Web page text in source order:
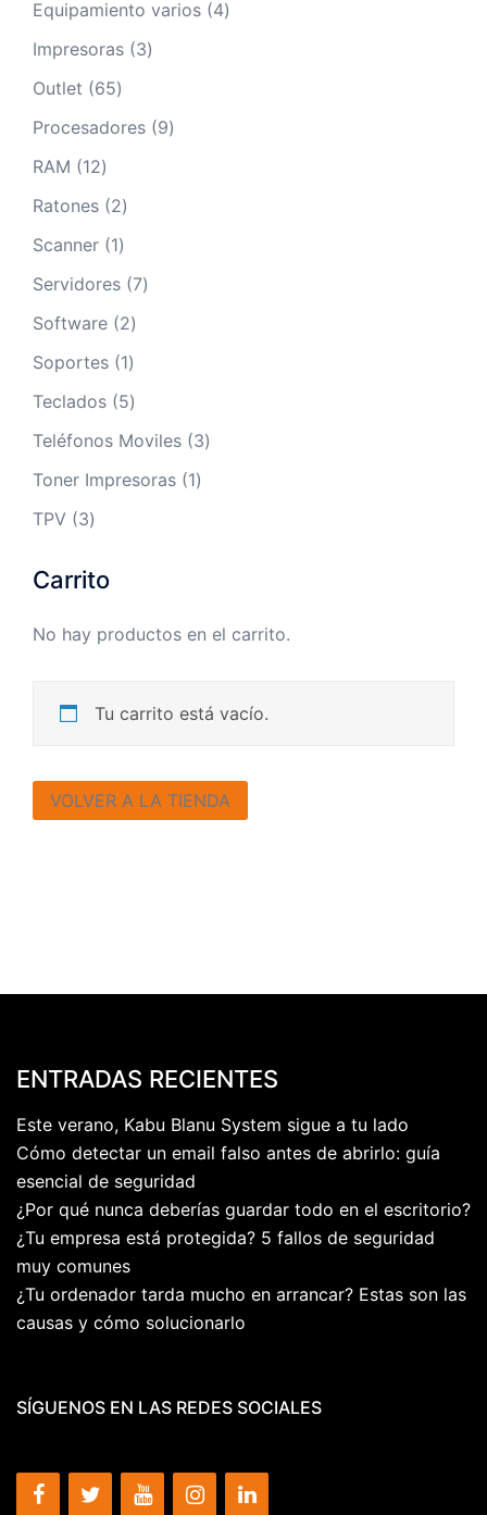
Equipamiento varios 44
Impresoras 33
Outlet 6565
productos
Procesadores 99
RAM 1212
productos
Ratones 22
productos
Scanner 11
producto
Servidores 77
Software 22
productos
Soportes 11
producto
Teclados 55
productos
Teléfonos Moviles 33
Toner Impresoras 11
TPV 33
Carrito
No hay productos en el carrito.
Tu carrito está vacío.
VOLVER A LA TIENDA
ENTRADAS RECIENTES
Este verano, Kabu Blanu System sigue a tu lado
Cómo detectar un email falso antes de abrirlo: guía
esencial de seguridad
¿Por qué nunca deberías guardar todo en el escritorio?
¿Tu empresa está protegida? 5 fallos de seguridad
muy comunes
¿Tu ordenador tarda mucho en arrancar? Estas son las
causas y cómo solucionarlo
SÍGUENOS EN LAS REDES SOCIALES